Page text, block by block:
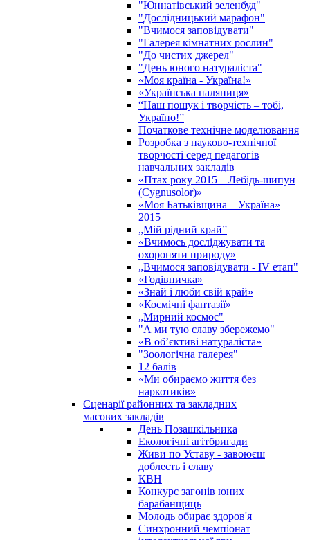
"Юннатівський зеленбуд"
"Дослідницький марафон"
"Вчимося заповідувати"
"Галерея кімнатних рослин"
"До чистих джерел"
"День юного натураліста"
«Моя країна - Україна!»
«Українська паляниця»
“Наш пошук і творчість – тобі,
Україно!”
Початкове технічне моделювання
Розробка з науково-технічної
творчості серед педагогів
навчальних закладів
«Птах року 2015 – Лебідь-шипун
(Cygnusolor)»
«Моя Батьківщина – Україна»
2015
„Мій рідний край”
«Вчимось досліджувати та
охороняти природу»
„Вчимося заповідувати - ІV етап"
«Годівничка»
«Знай і люби свій край»
«Космічні фантазії»
„Мирний космос"
"А ми тую славу збережемо"
«В об’єктиві натураліста»
"Зоологічна галерея"
12 балів
«Ми обираємо життя без
наркотиків»
Сценарії районних та закладних
масових закладів
День Позашкільника
Екологічні агітбригади
Живи по Уставу - завоюєш
доблесть і славу
КВН
Конкурс загонів юних
барабанщиць
Молодь обирає здоров'я
Синхронний чемпіонат